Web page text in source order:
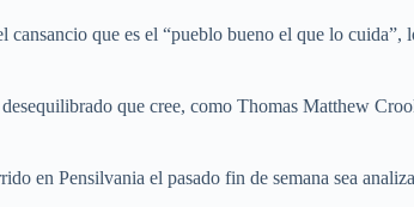
que es el “pueblo bueno el que lo
que cree, como Thomas Matthew
en Pensilvania el pasado fin de semana sea